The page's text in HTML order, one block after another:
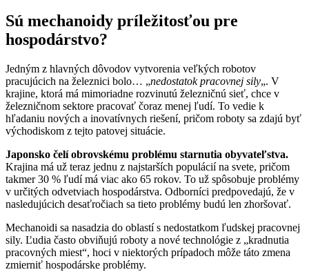
Sú mechanoidy príležitosťou pre
hospodárstvo?
Jedným z hlavných dôvodov vytvorenia veľkých robotov
pracujúcich na železnici bolo… „nedostatok pracovnej sily„. V
krajine, ktorá má mimoriadne rozvinutú železničnú sieť, chce v
železničnom sektore pracovať čoraz menej ľudí. To vedie k
hľadaniu nových a inovatívnych riešení, pričom roboty sa zdajú byť
východiskom z tejto patovej situácie.
Japonsko čelí obrovskému problému starnutia obyvateľstva.
Krajina má už teraz jednu z najstarších populácií na svete, pričom
takmer 30 % ľudí má viac ako 65 rokov. To už spôsobuje problémy
v určitých odvetviach hospodárstva. Odborníci predpovedajú, že v
nasledujúcich desaťročiach sa tieto problémy budú len zhoršovať.
Mechanoidi sa nasadzia do oblastí s nedostatkom ľudskej pracovnej
sily. Ľudia často obviňujú roboty a nové technológie z „kradnutia
pracovných miest“, hoci v niektorých prípadoch môže táto zmena
zmierniť hospodárske problémy.